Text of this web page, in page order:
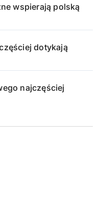
wspierają polską
dotykają
najczęściej